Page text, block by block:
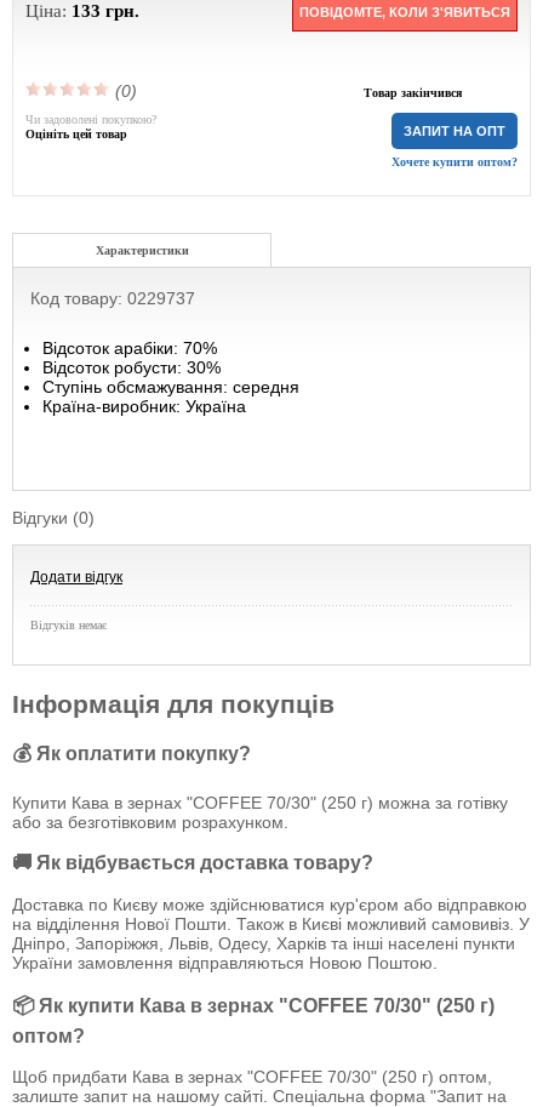
Ціна: 133 грн. ПОВІДОМТЕ, КОЛИ З'ЯВИТЬСЯ
(0) Товар закінчився
ЗАПИТ НА ОПТ
Хочете купити оптом?
Чи задоволені покупкою?
Оцініть цей товар
Характеристики
Код товару: 0229737
Відсоток арабіки: 70%
Відсоток робусти: 30%
Ступінь обсмажування: середня
Країна-виробник: Україна
Відгуки (0)
Додати відгук
Відгуків немає
Інформація для покупців
💰 Як оплатити покупку?
Купити Кава в зернах "COFFEE 70/30" (250 г) можна за готівку
або за безготівковим розрахунком.
🚚 Як відбувається доставка товару?
Доставка по Києву може здійснюватися кур'єром або відправкою
на відділення Нової Пошти. Також в Києві можливий самовивіз. У
Дніпро, Запоріжжя, Львів, Одесу, Харків та інші населені пункти
України замовлення відправляються Новою Поштою.
📦 Як купити Кава в зернах "COFFEE 70/30" (250 г)
оптом?
Щоб придбати Кава в зернах "COFFEE 70/30" (250 г) оптом,
залиште запит на нашому сайті. Спеціальна форма "Запит на